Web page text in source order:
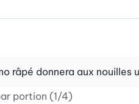
râpé donnera aux
portion (1/4)